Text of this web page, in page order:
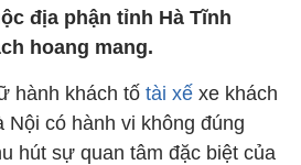
địa phận tỉnh Hà Tĩnh
hoang mang.
hành khách tố tài xế xe khách
có hành vi không đúng
hút sự quan tâm đặc biệt của